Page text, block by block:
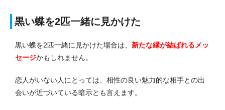
黒い蝶を2匹一緒に見かけた
黒い蝶を2匹一緒に見かけた場合は、 新たな縁が結ばれるメッ
セージかもしれません。
恋人がいない人にとっては、相性の良い魅力的な相手との出
会いが近づいている暗示とも言えます。